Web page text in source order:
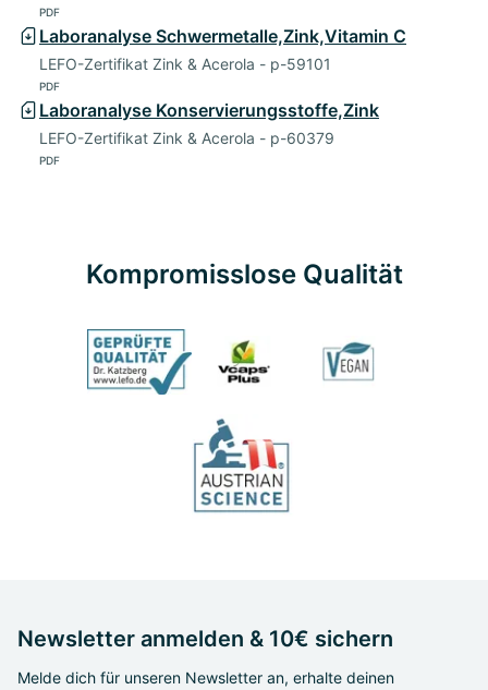
PDF
Laboranalyse Schwermetalle,Zink,Vitamin C
LEFO-Zertifikat Zink & Acerola - p-59101
PDF
Laboranalyse Konservierungsstoffe,Zink
LEFO-Zertifikat Zink & Acerola - p-60379
PDF
Kompromisslose Qualität
Newsletter anmelden & 10€ sichern
Melde dich für unseren Newsletter an, erhalte deinen